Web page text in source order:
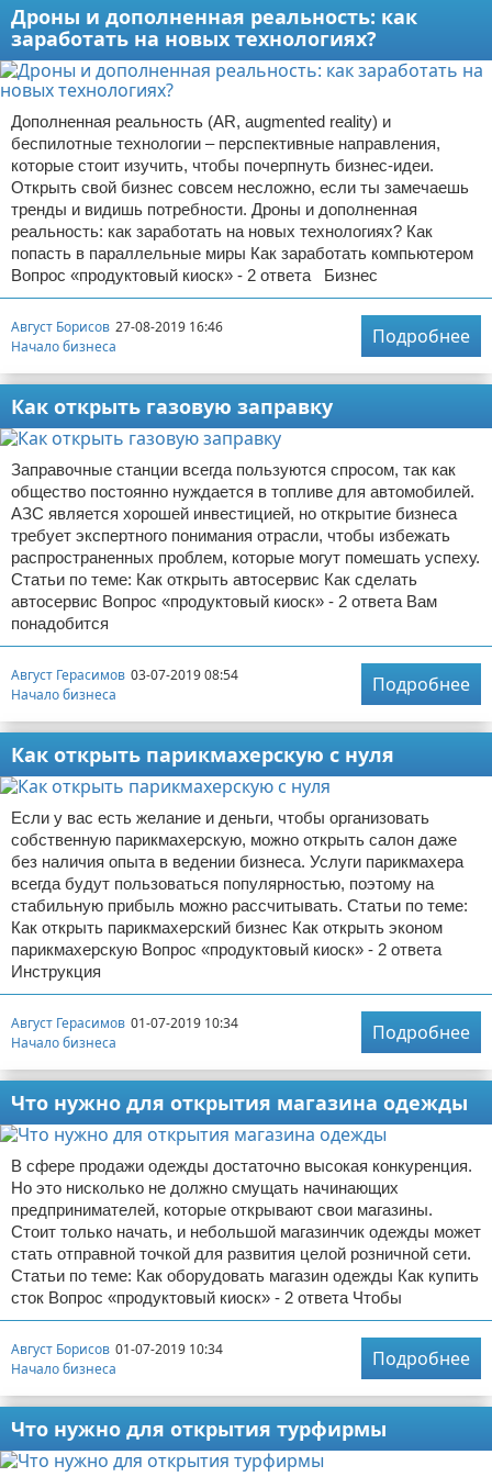
Дроны и дополненная реальность: как
заработать на новых технологиях?
Дополненная реальность (AR, augmented reality) и
беспилотные технологии – перспективные направления,
которые стоит изучить, чтобы почерпнуть бизнес-идеи.
Открыть свой бизнес совсем несложно, если ты замечаешь
тренды и видишь потребности. Дроны и дополненная
реальность: как заработать на новых технологиях? Как
попасть в параллельные миры Как заработать компьютером
Вопрос «продуктовый киоск» - 2 ответа Бизнес
Август Борисов 27-08-2019 16:46
Начало бизнеса
Подробнее
Как открыть газовую заправку
Заправочные станции всегда пользуются спросом, так как
общество постоянно нуждается в топливе для автомобилей.
АЗС является хорошей инвестицией, но открытие бизнеса
требует экспертного понимания отрасли, чтобы избежать
распространенных проблем, которые могут помешать успеху.
Статьи по теме: Как открыть автосервис Как сделать
автосервис Вопрос «продуктовый киоск» - 2 ответа Вам
понадобится
Август Герасимов 03-07-2019 08:54
Начало бизнеса
Подробнее
Как открыть парикмахерскую с нуля
Если у вас есть желание и деньги, чтобы организовать
собственную парикмахерскую, можно открыть салон даже
без наличия опыта в ведении бизнеса. Услуги парикмахера
всегда будут пользоваться популярностью, поэтому на
стабильную прибыль можно рассчитывать. Статьи по теме:
Как открыть парикмахерский бизнес Как открыть эконом
парикмахерскую Вопрос «продуктовый киоск» - 2 ответа
Инструкция
Август Герасимов 01-07-2019 10:34
Начало бизнеса
Подробнее
Что нужно для открытия магазина одежды
В сфере продажи одежды достаточно высокая конкуренция.
Но это нисколько не должно смущать начинающих
предпринимателей, которые открывают свои магазины.
Стоит только начать, и небольшой магазинчик одежды может
стать отправной точкой для развития целой розничной сети.
Статьи по теме: Как оборудовать магазин одежды Как купить
сток Вопрос «продуктовый киоск» - 2 ответа Чтобы
Август Борисов 01-07-2019 10:34
Начало бизнеса
Подробнее
Что нужно для открытия турфирмы